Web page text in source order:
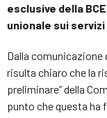
esclusive della
unionale sui
Dalla comunicazione
risulta chiaro che la
preliminare” della
punto che questa ha